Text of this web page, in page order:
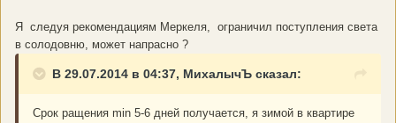
Я следуя рекомендациям Меркеля, ограничил поступления света
в солодовню, может напрасно ?
В 29.07.2014 в 04:37, МихалычЪ сказал:
Срок ращения min 5-6 дней получается, я зимой в квартире